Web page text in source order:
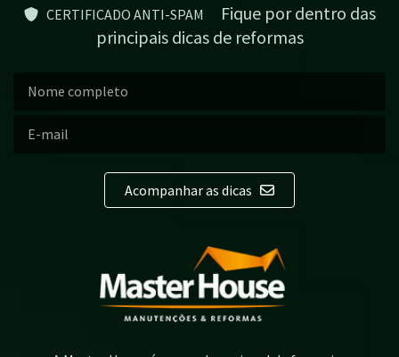
CERTIFICADO ANTI-SPAM
Fique por dentro das
principais dicas de reformas
Acompanhar as dicas